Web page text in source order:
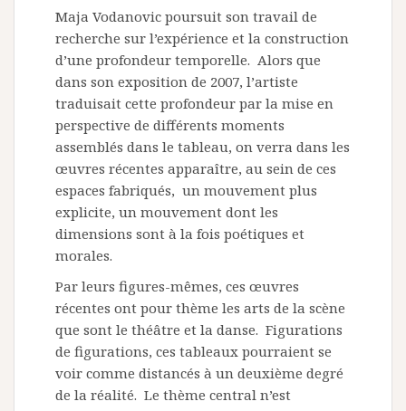
Maja Vodanovic poursuit son travail de
recherche sur l’expérience et la construction
d’une profondeur temporelle. Alors que
dans son exposition de 2007, l’artiste
traduisait cette profondeur par la mise en
perspective de différents moments
assemblés dans le tableau, on verra dans les
œuvres récentes apparaître, au sein de ces
espaces fabriqués, un mouvement plus
explicite, un mouvement dont les
dimensions sont à la fois poétiques et
morales.
Par leurs figures-mêmes, ces œuvres
récentes ont pour thème les arts de la scène
que sont le théâtre et la danse. Figurations
de figurations, ces tableaux pourraient se
voir comme distancés à un deuxième degré
de la réalité. Le thème central n’est